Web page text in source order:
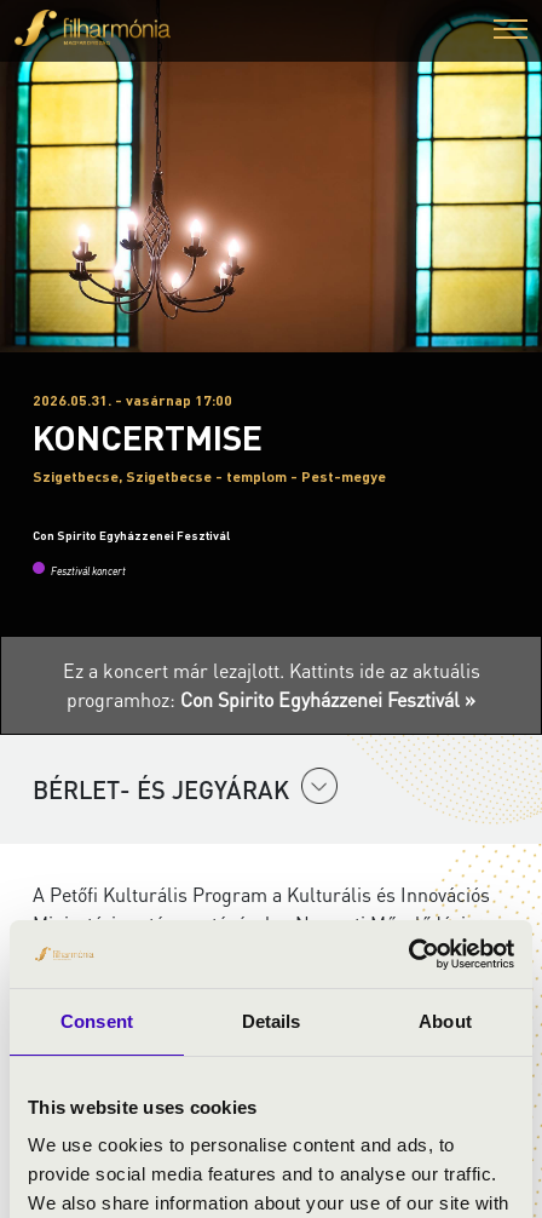
Consent Details About
This website uses cookies
We use cookies to personalise content and ads, to
provide social media features and to analyse our traffic.
We also share information about your use of our site with
2026.05.31. - vasárnap 17:00
KONCERTMISE
Szigetbecse, Szigetbecse - templom - Pest-megye
Con Spirito Egyházzenei Fesztivál
Fesztivál koncert
Ez a koncert már lezajlott. Kattints ide az aktuális
programhoz: Con Spirito Egyházzenei Fesztivál »
BÉRLET- ÉS JEGYÁRAK
A Petőfi Kulturális Program a Kulturális és Innovációs
Minisztérium támogatásával, a Nemzeti Művelődési
Intézet koordinációjában valósul meg.
Szent Gellért Együttes
MŰSOR: